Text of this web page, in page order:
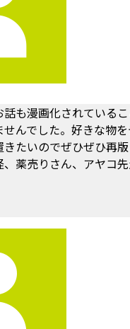
も漫画化されている
んでした。好きな物
きたいのでぜひぜひ再
薬売りさん、アヤコ